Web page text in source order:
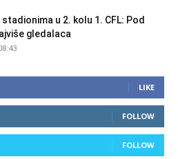
u 2. kolu 1. CFL: Pod
gledalaca
LIKE
FOLLOW
FOLLOW